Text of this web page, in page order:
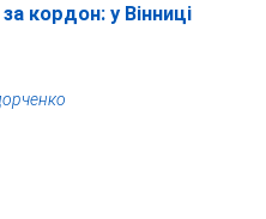
кордон: у Вінниці